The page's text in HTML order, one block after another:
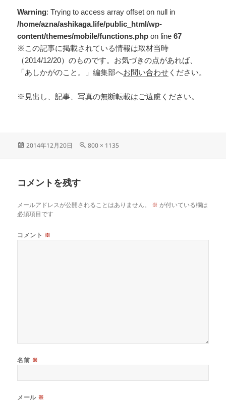
Warning: Trying to access array offset on null in
/home/azna/ashikaga.life/public_html/wp-
content/themes/mobile/functions.php on line67
※この記事に掲載されている情報は取材当時
（2014/12/20）のものです。お気づきの点があれば、
「あしかがのこと。」編集部へお問い合わせ ください。
※見出し、記事、写真の無断転載はご遠慮ください。
2014年12月20日 800 × 1135
コメントを残す
メールアドレスが公開されることはありません。 ※ が付いている欄は
必須項目です
コメント ※
名前 ※
メール ※